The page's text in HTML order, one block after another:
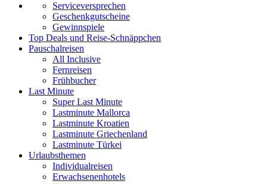
Serviceversprechen
Geschenkgutscheine
Gewinnspiele
Top Deals und Reise-Schnäppchen
Pauschalreisen
All Inclusive
Fernreisen
Frühbucher
Last Minute
Super Last Minute
Lastminute Mallorca
Lastminute Kroatien
Lastminute Griechenland
Lastminute Türkei
Urlaubsthemen
Individualreisen
Erwachsenenhotels